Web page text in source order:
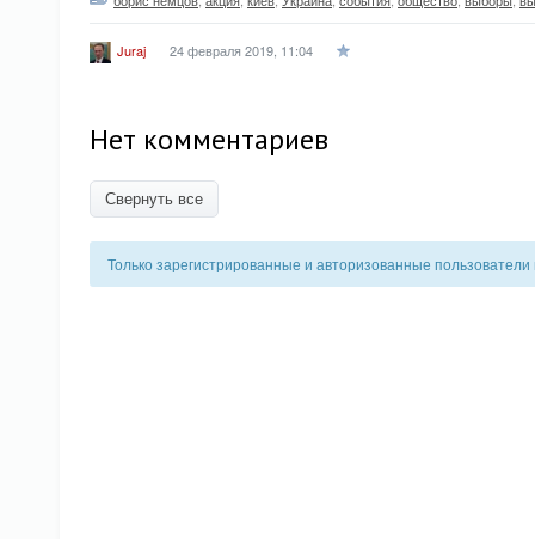
Juraj 24 февраля 2019, 11:04
Нет комментариев
Свернуть все
Только зарегистрированные и авторизованные